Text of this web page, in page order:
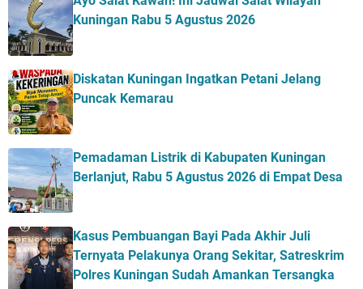
Kuningan Rabu 5 Agustus 2026
Diskatan Kuningan Ingatkan Petani Jelang
Puncak Kemarau
Pemadaman Listrik di Kabupaten Kuningan
Berlanjut, Rabu 5 Agustus 2026 di Empat Desa
Kasus Pembuangan Bayi Pada Akhir Juli
Ternyata Pelakunya Orang Sekitar, Satreskrim
Polres Kuningan Sudah Amankan Tersangka